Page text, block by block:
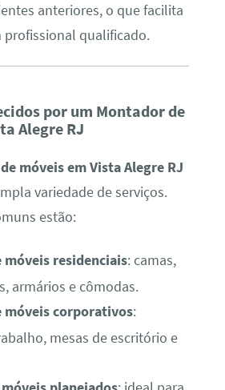
anteriores, o que facilita
profissional qualificado.
por um Montador de
Alegre RJ
móveis em Vista Alegre RJ
variedade de serviços.
estão:
móveis residenciais: camas,
armários e cômodas.
móveis corporativos:
mesas de escritório e